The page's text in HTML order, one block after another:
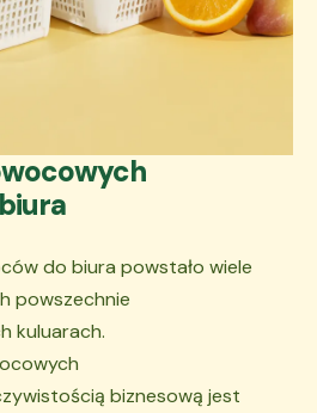
do biura powstało wiele
powszechnie
kuluarach.
biznesową jest